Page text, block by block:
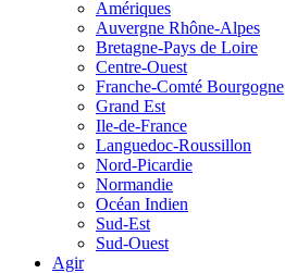
Amériques
Auvergne Rhône-Alpes
Bretagne-Pays de Loire
Centre-Ouest
Franche-Comté Bourgogne
Grand Est
Ile-de-France
Languedoc-Roussillon
Nord-Picardie
Normandie
Océan Indien
Sud-Est
Sud-Ouest
Agir